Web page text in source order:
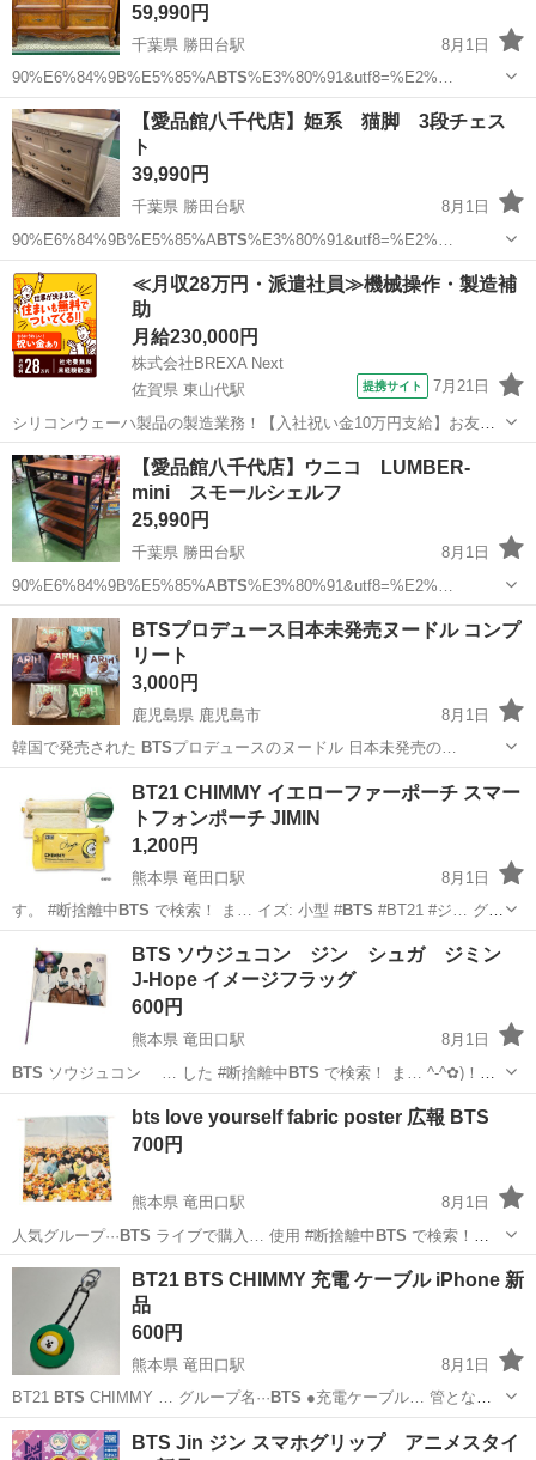
59,990円
千葉県 勝田台駅
8月1日
90%E6%84%9B%E5%85%ABTS%E3%80%91&utf8=%E2%…
千葉 八千代市 勝田台駅 収納家具 商品
【愛品館八千代店】姫系 猫脚 3段チェス
ト
39,990円
千葉県 勝田台駅
8月1日
90%E6%84%9B%E5%85%ABTS%E3%80%91&utf8=%E2%…
千葉 八千代市 勝田台駅 収納家具 商品
≪月収28万円・派遣社員≫機械操作・製造補
助
月給230,000円
株式会社BREXA Next
佐賀県 東山代駅
提携サイト 7月21日
シリコンウェーハ製品の製造業務！【入社祝い金10万円支給】お友達
やカップルとの応募OK◎年間休日129日＆休出なしでプライベート充
実♪業務はクリーンルームで快適作業◎自社正社員登用制度あり★1食
300円～の格安食堂あり！《佐...
佐賀 伊万里市 東山代駅 その他
【愛品館八千代店】ウニコ LUMBER-
mini スモールシェルフ
25,990円
千葉県 勝田台駅
8月1日
90%E6%84%9B%E5%85%ABTS%E3%80%91&utf8=%E2%…
千葉 八千代市 勝田台駅 収納家具 ウニコ
BTSプロデュース日本未発売ヌードル コンプ
リート
3,000円
鹿児島県 鹿児島市
8月1日
韓国で発売された BTS プロデュースのヌードル 日本未発売の…
BT21 CHIMMY イエローファーポーチ スマー
トフォンポーチ JIMIN
1,200円
熊本県 竜田口駅
8月1日
す。 #断捨離中 BTS で検索！ ま… イズ: 小型 #BTS #BT21 #ジ… グル
ープ名···BTSアイテム/種類·…
竜田口駅
BTS ソウジュコン ジン シュガ ジミン
J-Hope イメージフラッグ
600円
熊本県 竜田口駅
8月1日
BTS
ソウジュコン … した #断捨離中 BTS で検索！ ま… ^-^✿)！
#BTS #BT21 #バ… グループ名···BTS メンバー名··…
bts love yourself fabric poster 広報 BTS
700円
熊本県 竜田口駅
8月1日
人気グループ···BTS ライブで購入… 使用 #断捨離中BTS で検索！
ま… ungkook #BTS #BT21 # … グループ名···BTSメンバー名···…
熊本 熊本市 BTS
BT21 BTS CHIMMY 充電 ケーブル iPhone 新
品
600円
熊本県 竜田口駅
8月1日
BT21 BTS CHIMMY … グループ名··· BTS
ます #BTS #BT21 #J… グループ名···BTSメンバー名···…
熊本 熊本市 携帯アクセサリー
BTS Jin ジン スマホグリップ アニメスタイ